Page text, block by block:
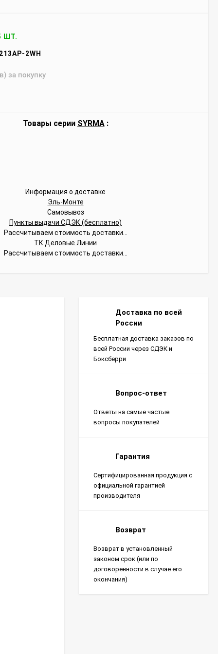
ШТ.
2WH
за покупку
Товары серии SYRMA:
Информация о доставке
Эль-Монте
Самовывоз
Пункты выдачи СДЭК (бесплатно)
Рассчитываем стоимость доставки...
ТК Деловые Линии
Рассчитываем стоимость доставки...
Доставка по всей
России
Бесплатная доставка заказов по
всей России через СДЭК и
Боксберри
Вопрос-ответ
Ответы на самые частые
вопросы покупателей
Гарантия
Сертифицированная продукция с
официальной гарантией
производителя
Возврат
Возврат в установленный
законом срок (или по
договоренности в случае его
окончания)